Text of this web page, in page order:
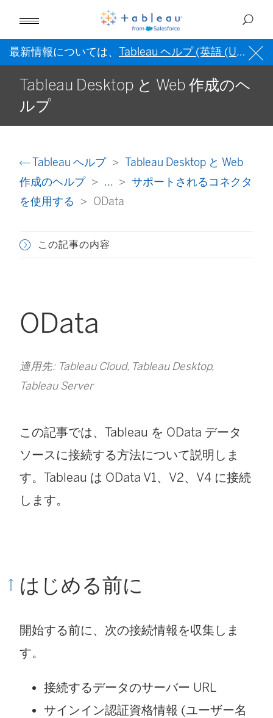
最新情報については、 Tableau ヘルプ (英語 (US)) を
Tableau Desktop と Web 作成のヘ
ルプ
Tableau ヘルプ
Tableau Desktop と Web
作成のヘルプ
...
サポートされるコネクタ
を使用する
OData
この記事の内容
OData
適用先: Tableau Cloud, Tableau Desktop,
Tableau Server
この記事では、Tableau を OData データ
ソースに接続する方法について説明しま
す。Tableau は OData V1、V2、V4 に接続
します。
はじめる前に
開始する前に、次の接続情報を収集しま
す。
接続するデータのサーバー URL
サインイン認証資格情報 (ユーザー名